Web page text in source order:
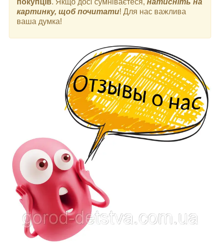
картинку, щоб почитати! Для нас важлива
ваша думка!